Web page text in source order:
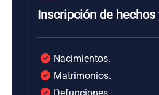
Inscripción de hechos
Nacimientos.
Matrimonios.